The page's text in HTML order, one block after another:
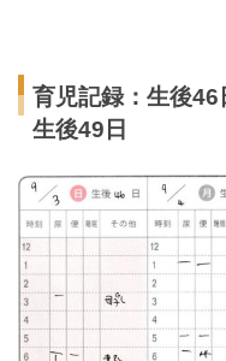
育児記録：生後46
生後49日